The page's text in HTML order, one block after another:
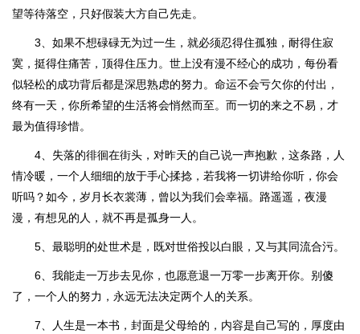
望等待落空，只好假装大方自己先走。
3、如果不想碌碌无为过一生，就必须忍得住孤独，耐得住寂
寞，挺得住痛苦，顶得住压力。世上没有漫不经心的成功，每份看
似轻松的成功背后都是深思熟虑的努力。命运不会亏欠你的付出，
终有一天，你所希望的生活将会悄然而至。而一切的来之不易，才
最为值得珍惜。
4、失落的徘徊在街头，对昨天的自己说一声抱歉，这条路，人
情冷暖，一个人细细的放于手心揉捻，若我将一切讲给你听，你会
听吗？如今，岁月长衣裳薄，曾以为我们会幸福。路遥遥，夜漫
漫，有想见的人，就不再是孤身一人。
5、最聪明的处世术是，既对世俗投以白眼，又与其同流合污。
6、我能走一万步去见你，也愿意退一万零一步离开你。别傻
了，一个人的努力，永远无法决定两个人的关系。
7、人生是一本书，封面是父母给的，内容是自己写的，厚度由